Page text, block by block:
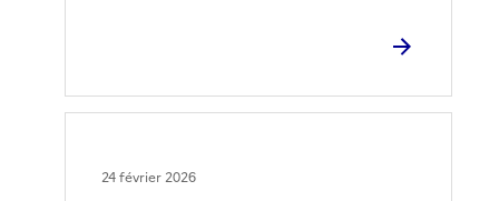
24 février 2026